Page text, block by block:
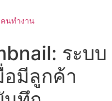
นทำงาน
ระบบ
อมีลูกค้า